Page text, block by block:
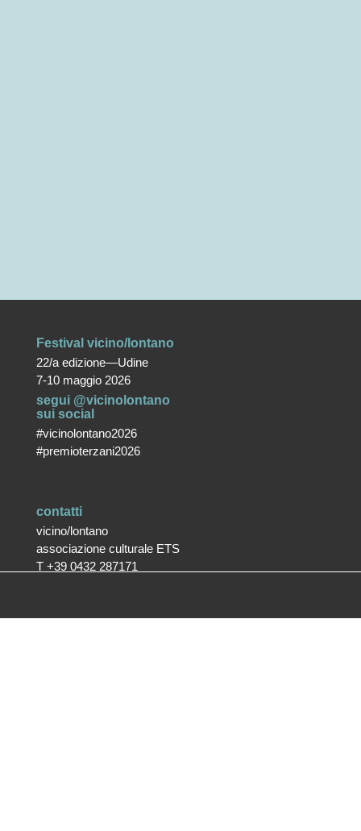
Festival vicino/lontano
22/a edizione—Udine
7-10 maggio 2026
segui @vicinolontano
sui social
#vicinolontano2026
#premioterzani2026
contatti
vicino/lontano
associazione culturale ETS
T +39 0432 287171